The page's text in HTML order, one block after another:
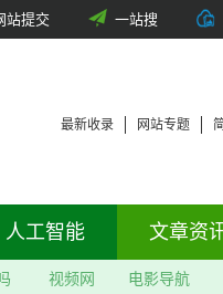
站提交 一站搜
最新收录 网站专题
人工智能 文章资
视频网 电影导航